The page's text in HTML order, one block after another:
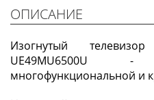
ОПИСАНИЕ
Изогнутый
UE49MU6500U
многофункциональной и